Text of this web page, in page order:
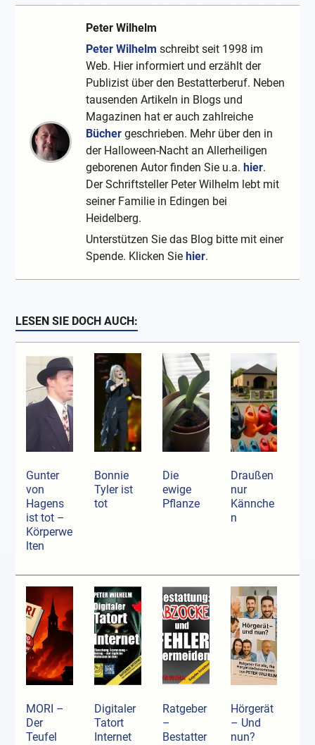
Peter Wilhelm
Peter Wilhelm schreibt seit 1998 im
Web. Hier informiert und erzählt der
Publizist über den Bestatterberuf. Neben
tausenden Artikeln in Blogs und
Magazinen hat er auch zahlreiche
Bücher geschrieben. Mehr über den in
der Halloween-Nacht an Allerheiligen
geborenen Autor finden Sie u.a.hier.
Der Schriftsteller Peter Wilhelm lebt mit
seiner Familie in Edingen bei
Heidelberg.
Unterstützen Sie das Blog bitte mit einer
Spende. Klicken Siehier.
LESEN SIE DOCH AUCH:
Gunter
von
Hagens
ist tot –
Körperwe
lten
Bonnie
Tyler ist
tot
Die
ewige
Pflanze
Draußen
nur
Kännche
n
MORI –
Der
Teufel
Digitaler
Tatort
Internet
Ratgeber
–
Bestatter
Hörgerät
– Und
nun?